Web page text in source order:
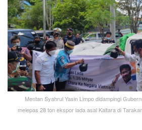
Mentan Syahrul Yasin Limpo didampingi
melepas 28 ton ekspor lada asal Kaltara di